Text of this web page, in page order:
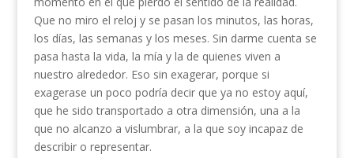
Que no miro el reloj y se pasan los minutos, las horas,
los días, las semanas y los meses. Sin darme cuenta se
pasa hasta la vida, la mía y la de quienes viven a
nuestro alrededor. Eso sin exagerar, porque si
exagerase un poco podría decir que ya no estoy aquí,
que he sido transportado a otra dimensión, una a la
que no alcanzo a vislumbrar, a la que soy incapaz de
describir o representar.